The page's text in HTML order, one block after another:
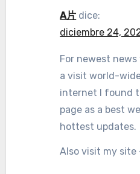
A片 dice:
diciembre 24,
For newest
a visit world-
internet I found
page as a best
hottest updates.
Also visit my site